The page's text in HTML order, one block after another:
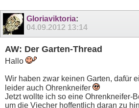
Gloriaviktoria:
04.09.2012 13:14
AW: Der Garten-Thread
Hallo
Wir haben zwar keinen Garten, dafür
leider auch Ohrenkneifer
Jetzt wollte ich so eine Ohrenkneifer-
um die Viecher hoffentlich daran zu